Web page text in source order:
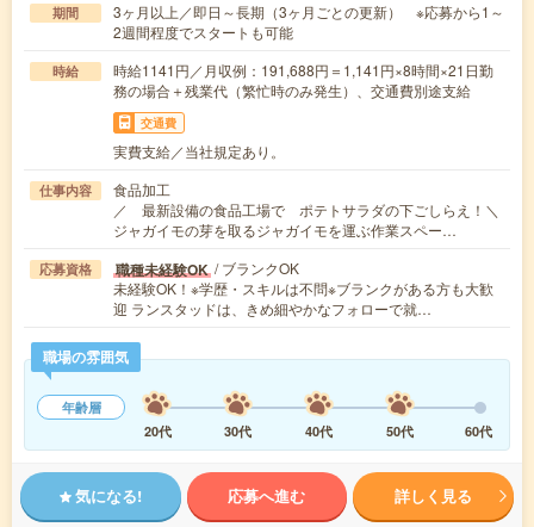
期間
3ヶ月以上／即日～長期（3ヶ月ごとの更新） ※応募から1～
2週間程度でスタートも可能
時給
時給1141円／月収例：191,688円＝1,141円×8時間×21日勤
務の場合＋残業代（繁忙時のみ発生）、交通費別途支給
交通費
実費支給／当社規定あり。
仕事内容
食品加工
／ 最新設備の食品工場で ポテトサラダの下ごしらえ！＼
ジャガイモの芽を取るジャガイモを運ぶ作業スペー…
応募資格 職種未経験OK / ブランクOK
未経験OK！※学歴・スキルは不問※ブランクがある方も大歓
迎 ランスタッドは、きめ細やかなフォローで就…
職場の雰囲気
年齢層
20代
30代 40代 50代 60代
気になる! 応募へ進む 詳しく見る